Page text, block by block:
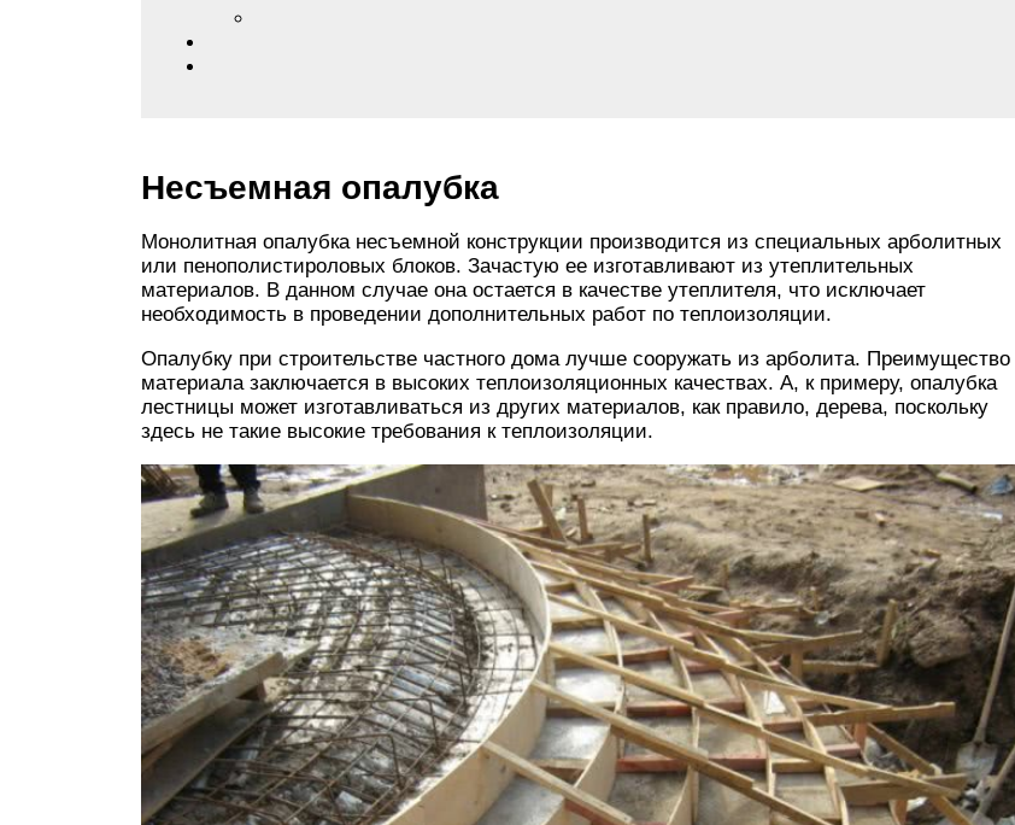
Несъемная опалубка
Монолитная опалубка несъемной конструкции производится из специальных арболитных
или пенополистироловых блоков. Зачастую ее изготавливают из утеплительных
материалов. В данном случае она остается в качестве утеплителя, что исключает
необходимость в проведении дополнительных работ по теплоизоляции.
Опалубку при строительстве частного дома лучше сооружать из арболита. Преимущество
материала заключается в высоких теплоизоляционных качествах. А, к примеру, опалубка
лестницы может изготавливаться из других материалов, как правило, дерева, поскольку
здесь не такие высокие требования к теплоизоляции.